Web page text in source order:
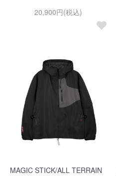
20,900円(税込)
MAGIC STICK/ALL TERRAIN